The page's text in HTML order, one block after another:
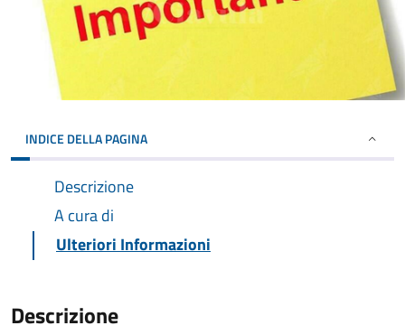
INDICE DELLA PAGINA
Descrizione
A cura di
Ulteriori Informazioni
Descrizione